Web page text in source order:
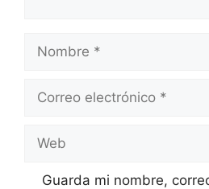
Guarda mi nombre,